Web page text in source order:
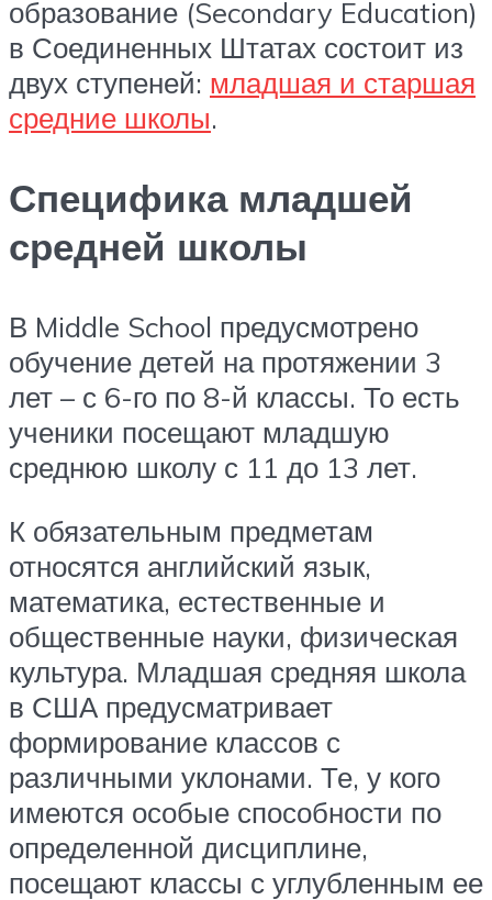
образование (Secondary Education)
в Соединенных Штатах состоит из
двух ступеней: младшая и старшая
средние школы.
Специфика младшей
средней школы
В Middle School предусмотрено
обучение детей на протяжении 3
лет – с 6-го по 8-й классы. То есть
ученики посещают младшую
среднюю школу с 11 до 13 лет.
К обязательным предметам
относятся английский язык,
математика, естественные и
общественные науки, физическая
культура. Младшая средняя школа
в США предусматривает
формирование классов с
различными уклонами. Те, у кого
имеются особые способности по
определенной дисциплине,
посещают классы с углубленным ее